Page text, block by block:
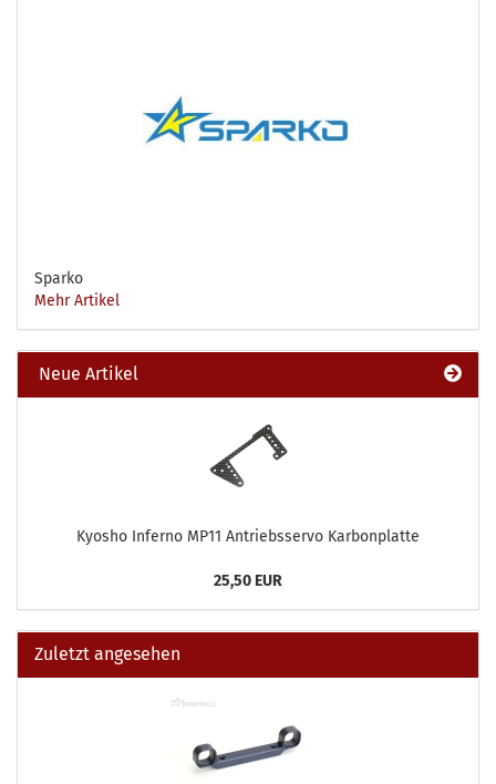
Sparko
Mehr Artikel
Neue Artikel
Kyosho Inferno MP11 Antriebsservo Karbonplatte
25,50 EUR
Zuletzt angesehen